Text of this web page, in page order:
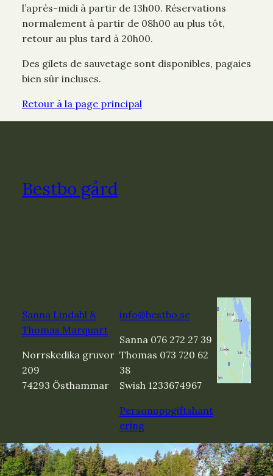
l’après-midi à partir de 13h00. Réservations
normalement à partir de 08h00 au plus tôt,
retour au plus tard à 20h00.
Des gilets de sauvetage sont disponibles, pagaies
bien sûr incluses.
Retour à la page principal
Bestbo gård
Sanna Lindahl &
Thomas Marquart
Norrskedika gruvor
209
74293 Östhammar
info@bestbo.se
Sanna 076 272 27 39
Thomas 073 720 62
38
Swish 1233674967
Personuppgiftshant
ering